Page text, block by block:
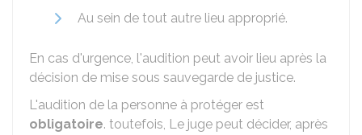
Au sein de tout autre lieu approprié.
En cas d'urgence, l'audition peut avoir lieu après la
décision de mise sous sauvegarde de justice.
L'audition de la personne à protéger est
obligatoire. toutefois, Le juge peut décider, après